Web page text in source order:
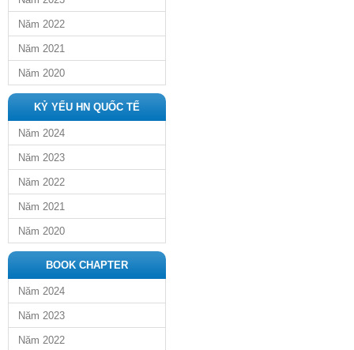
Năm 2022
Năm 2021
Năm 2020
KỶ YẾU HN QUỐC TẾ
Năm 2024
Năm 2023
Năm 2022
Năm 2021
Năm 2020
BOOK CHAPTER
Năm 2024
Năm 2023
Năm 2022